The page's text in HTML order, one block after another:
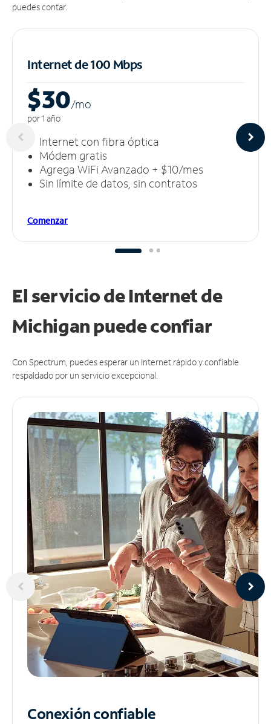
puedes contar.
Internet de 100 Mbps
$30/mo
por 1 año
Internet con fibra óptica
Módem gratis
Agrega WiFi Avanzado + $10/mes
Sin límite de datos, sin contratos
Comenzar
El servicio de Internet de
Michigan puedeconfiar
Con Spectrum, puedes esperar un Internet rápido y confiable
respaldado por un servicio excepcional.
Conexión confiable